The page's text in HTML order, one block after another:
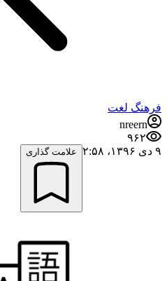
فرهنگ لغت
nreern
۹۶۲
۹ دی ۱۳۹۶،‏ ۲:۵۸
علامت گذاری